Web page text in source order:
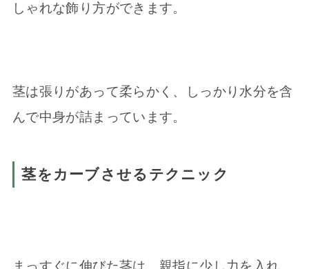
しゃれな飾り方ができます。
茎は張りがあって柔らかく、しっかり水分を含
んで中身が詰まっています。
茎をカーブさせるテクニック
まっすぐに伸びた茎は、親指に少し力を入れ